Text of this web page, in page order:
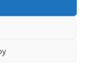
1,943Kč